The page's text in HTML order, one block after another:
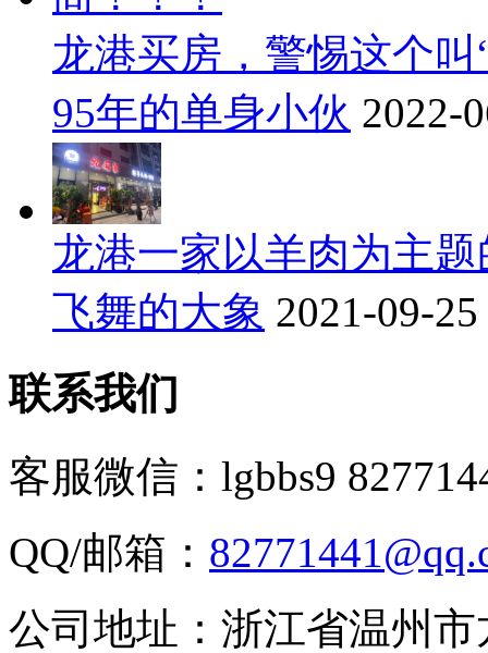
龙港买房，警惕这个
95年的单身小伙 2022-
龙港一家以羊肉为主
飞舞的大象 2021-09-25
联系我们
客服微信：lgbbs9
QQ/邮箱：
公司地址：浙江省温州